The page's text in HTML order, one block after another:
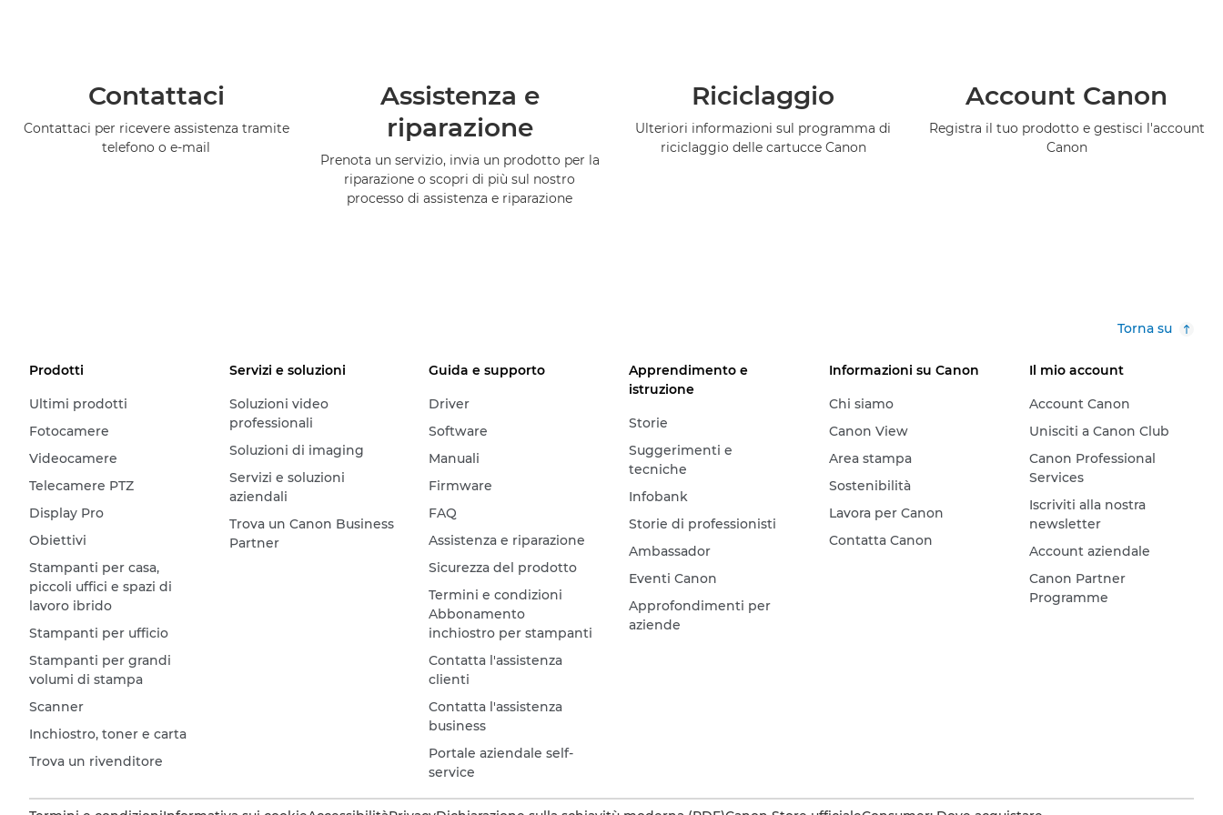
Contattaci
Contattaci per ricevere assistenza tramite
telefono o e-mail
Assistenza e
riparazione
Prenota un servizio, invia un prodotto per la
riparazione o scopri di più sul nostro
processo di assistenza e riparazione
Riciclaggio
Ulteriori informazioni sul programma di
riciclaggio delle cartucce Canon
Account Canon
Registra il tuo prodotto e gestisci l'account
Canon
Torna su
Prodotti
Ultimi prodotti
Fotocamere
Videocamere
Telecamere PTZ
Display Pro
Obiettivi
Stampanti per casa,
piccoli uffici e spazi di
lavoro ibrido
Stampanti per ufficio
Stampanti per grandi
volumi di stampa
Scanner
Inchiostro, toner e carta
Trova un rivenditore
Servizi e soluzioni
Soluzioni video
professionali
Soluzioni di imaging
Servizi e soluzioni
aziendali
Trova un Canon Business
Partner
Guida e supporto
Driver
Software
Manuali
Firmware
FAQ
Assistenza e riparazione
Sicurezza del prodotto
Termini e condizioni
Abbonamento
inchiostro per stampanti
Contatta l'assistenza
clienti
Contatta l'assistenza
business
Portale aziendale self-
service
Apprendimento e
istruzione
Storie
Suggerimenti e
tecniche
Infobank
Storie di professionisti
Ambassador
Eventi Canon
Approfondimenti per
aziende
Informazioni su Canon
Chi siamo
Canon View
Area stampa
Sostenibilità
Lavora per Canon
Contatta Canon
Il mio account
Account Canon
Unisciti a Canon Club
Canon Professional
Services
Iscriviti alla nostra
newsletter
Account aziendale
Canon Partner
Programme